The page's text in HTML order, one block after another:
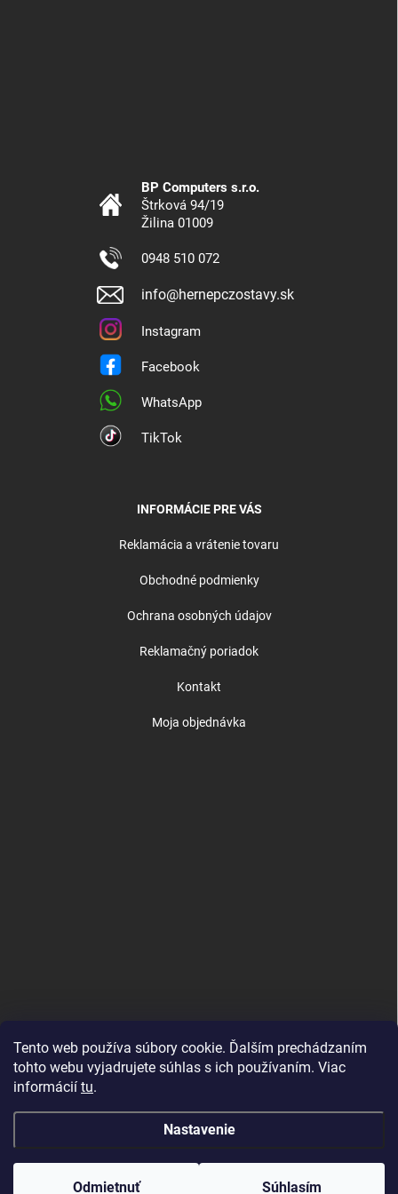
Tento web používa súbory cookie. Ďalším prechádzaním
tohto webu vyjadrujete súhlas s ich používaním. Viac
informácií tu.
Nastavenie
Odmietnuť Súhlasím
BP Computers s.r.o.
Štrková 94/19
Žilina 01009
0948 510 072
info@hernepczostavy.sk
Instagram
Facebook
WhatsApp
TikTok
INFORMÁCIE PRE VÁS
Reklamácia a vrátenie tovaru
Obchodné podmienky
Ochrana osobných údajov
Reklamačný poriadok
Kontakt
Moja objednávka
Good E-shops have logic. SALELOGICS
Copyright 2026 Herné PC Zostavy . Všetky práva vyhradené.